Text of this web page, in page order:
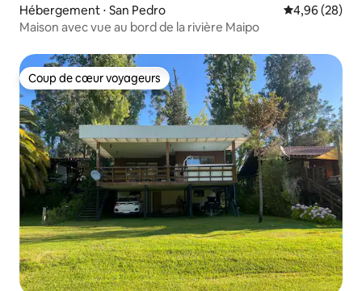
Hébergement ⋅ San Pedro Évaluation
4,96 (28)
Maison avec vue au bord de la rivière Maipo
Coup de cœur voyageurs
Coup de cœur voyageurs